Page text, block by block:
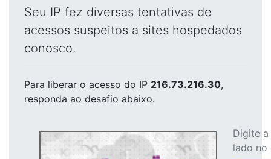
Seu IP fez diversas tentativas de
acessos suspeitos a sites hospedados
conosco.
Para liberar o acesso do IP 216.73.216.30,
responda ao desafio abaixo.
Digite
lado no